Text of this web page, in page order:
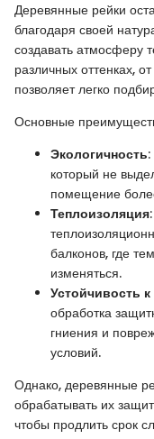
Деревянные рейки
благодаря своей
создавать атмосферу
различных оттенках,
позволяет легко
Основные
Экологичность
который не
помещение
Теплоизоляция
балконов, где
изменяться.
Устойчивость
обработка
гниения и
условий.
Однако, деревянные
обрабатывать их
чтобы продлить срок